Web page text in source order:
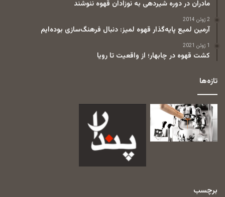
مادران در دوره شیردهی به نوزادان قهوه ننوشند
2 ژوئن 2014
آرمین لمیع پایه‌گذار قهوه لمیز: دنبال فرهنگ‌سازی بوده‌ایم
1 ژوئن 2021
کشت قهوه در چابهار؛ از واقعیت تا رویا
تازه‌ها
برچسب